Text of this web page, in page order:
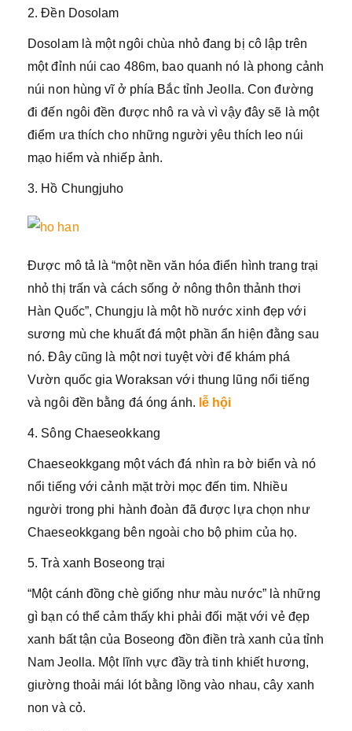
2. Đền Dosolam
Dosolam là một ngôi chùa nhỏ đang bị cô lập trên
một đỉnh núi cao 486m, bao quanh nó là phong cảnh
núi non hùng vĩ ở phía Bắc tỉnh Jeolla. Con đường
đi đến ngôi đền được nhô ra và vì vậy đây sẽ là một
điểm ưa thích cho những người yêu thích leo núi
mạo hiểm và nhiếp ảnh.
3. Hồ Chungjuho
Được mô tả là “một nền văn hóa điển hình trang trại
nhỏ thị trấn và cách sống ở nông thôn thảnh thơi
Hàn Quốc”, Chungju là một hồ nước xinh đẹp với
sương mù che khuất đá một phần ẩn hiện đằng sau
nó. Đây cũng là một nơi tuyệt vời để khám phá
Vườn quốc gia Woraksan với thung lũng nổi tiếng
và ngôi đền bằng đá óng ánh. lễ hội
4. Sông Chaeseokkang
Chaeseokkgang một vách đá nhìn ra bờ biển và nó
nổi tiếng với cảnh mặt trời mọc đến tim. Nhiều
người trong phi hành đoàn đã được lựa chọn như
Chaeseokkgang bên ngoài cho bộ phim của họ.
5. Trà xanh Boseong trại
“Một cánh đồng chè giống như màu nước” là những
gì bạn có thể cảm thấy khi phải đối mặt với vẻ đẹp
xanh bất tận của Boseong đồn điền trà xanh của tỉnh
Nam Jeolla. Một lĩnh vực đầy trà tinh khiết hương,
giường thoải mái lót bằng lồng vào nhau, cây xanh
non và cỏ.